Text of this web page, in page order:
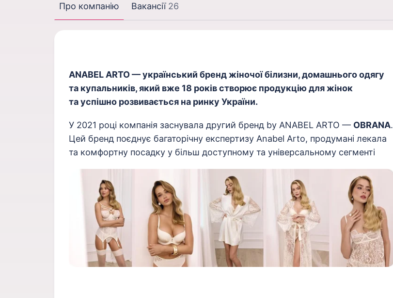
Про компанію Вакансії 26
ANABEL ARTO — український бренд жіночої білизни, домашнього одягу
та купальників, який вже 18 років створює продукцію для жінок
та успішно розвивається на ринку України.
У 2021 році компанія заснувала другий бренд by ANABEL ARTO — OBRANA.
Цей бренд поєднує багаторічну експертизу Anabel Arto, продумані лекала
та комфортну посадку у більш доступному та універсальному сегменті